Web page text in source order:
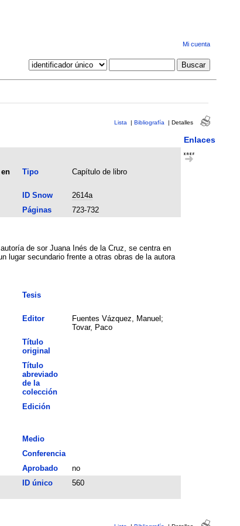
Mi cuenta
Lista | Bibliografía | Detalles
Enlaces
Tipo Capítulo de libro
ID Snow
2614a
Páginas
723-732
de la Cruz, se centra en
lugar secundario frente a otras obras de la autora
Tesis
Editor
Fuentes Vázquez, Manuel;
Tovar, Paco
Título
original
Título
abreviado
de la
colección
Edición
Medio
Conferencia
Aprobado
no
ID único 560